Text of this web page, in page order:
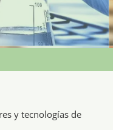
y tecnologías de